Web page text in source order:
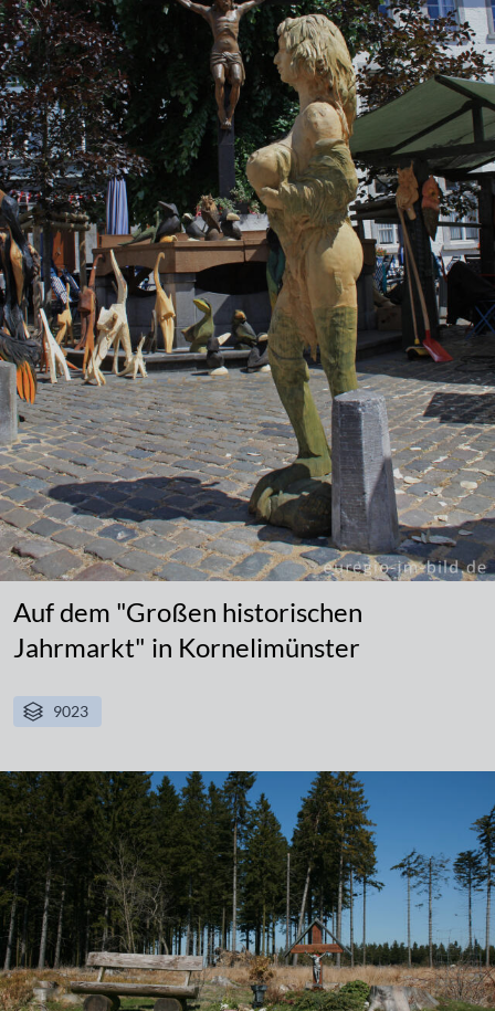
Auf dem "Großen historischen
Jahrmarkt" in Kornelimünster
9023